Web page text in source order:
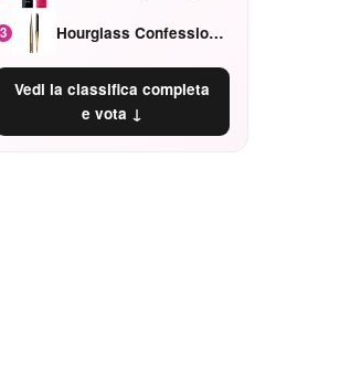
3 Hourglass Confession Ricaricabile Ultra Preciso Ad Alta Intensità Secretly Classic Red
Vedi la classifica completa
e vota ↓